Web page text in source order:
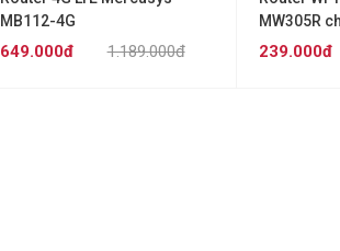
MB112-4G
1.189.000đ
649.000đ
MW305R
300Mbps
239.000đ